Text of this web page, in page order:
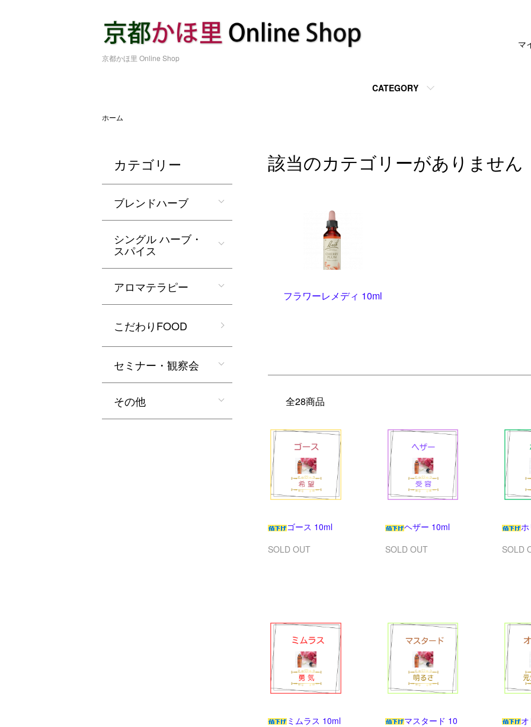
京都かほ里 Online Shop
CATEGORY
マ
ホーム
該当のカテゴリーがありません
フラワーレメディ 10ml
全28商品
ゴース 10ml
SOLD OUT
ヘザー 10ml
SOLD OUT
SOLD
ミムラス 10ml
マスタード 10
カテゴリー
ブレンドハーブ
シングル ハーブ・
スパイス
アロマテラピー
こだわりFOOD
セミナー・観察会
その他